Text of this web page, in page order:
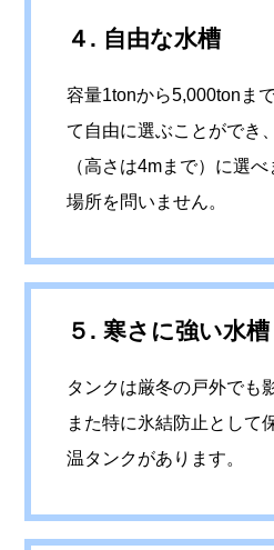
４. 自由な水槽
容量1tonから5,000tonま
て自由に選ぶことができ
（高さは4mまで）に選
場所を問いません。
５. 寒さに強い水槽
タンクは厳冬の戸外でも
また特に氷結防止として
温タンクがあります。